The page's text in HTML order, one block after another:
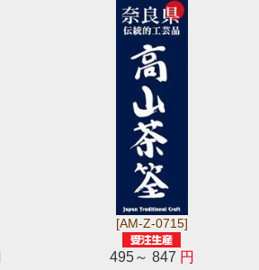
[AM-Z-0715]
495～ 847 円